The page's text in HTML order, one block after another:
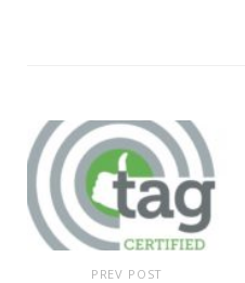
PREV POST